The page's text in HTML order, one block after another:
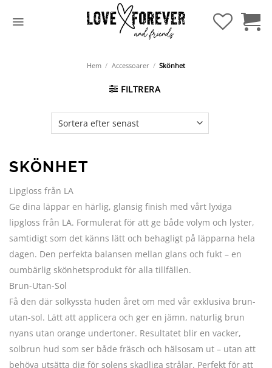
Hem / Accessoarer / Skönhet
FILTRERA
SKÖNHET
Lipgloss från LA
Ge dina läppar en härlig, glansig finish med vårt lyxiga
lipgloss från LA. Formulerat för att ge både volym och lyster,
samtidigt som det känns lätt och behagligt på läpparna hela
dagen. Den perfekta balansen mellan glans och fukt – en
oumbärlig skönhetsprodukt för alla tillfällen.
Brun-Utan-Sol
Få den där solkyssta huden året om med vår exklusiva brun-
utan-sol. Lätt att applicera och ger en jämn, naturlig brun
nyans utan orange undertoner. Resultatet blir en vacker,
solbrun hud som ser både fräsch och hälsosam ut – utan att
behöva utsätta dig för solens skadliga strålar. Perfekt för att